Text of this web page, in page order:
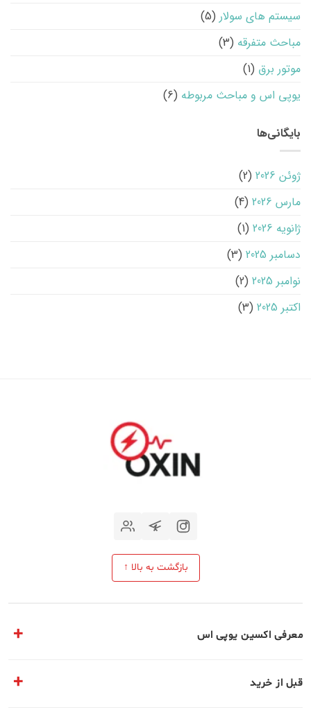
سیستم های سولار (5)
مباحث متفرقه (3)
موتور برق (1)
یوپی اس و مباحث مربوطه (6)
بایگانی‌ها
ژوئن 2026
(2)
مارس 2026
(4)
ژانویه 2026
(1)
دسامبر 2025
(3)
نوامبر 2025
(2)
اکتبر 2025
(3)
معرفی اکسین یوپی اس
مقالات تخصصی
قبل از خرید
بازگشت به بالا ↑